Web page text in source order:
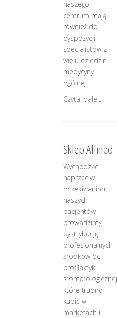
naszego
centrum mają
również do
dyspozycji
specjalistów z
wielu dziedzin
medycyny
ogólnej.
Czytaj dalej...
Sklep Allmed
Wychodząc
naprzeciw
oczekiwaniom
naszych
pacjentów
prowadzimy
dystrybucję
profesjonalnych
środków do
profilaktyki
stomatologicznej
które trudno
kupić w
marketach i